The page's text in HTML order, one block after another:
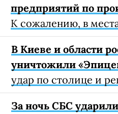
предприятий по
К сожалению, в
В Киеве и области
уничтожили
удар по столице и
За ночь СБС